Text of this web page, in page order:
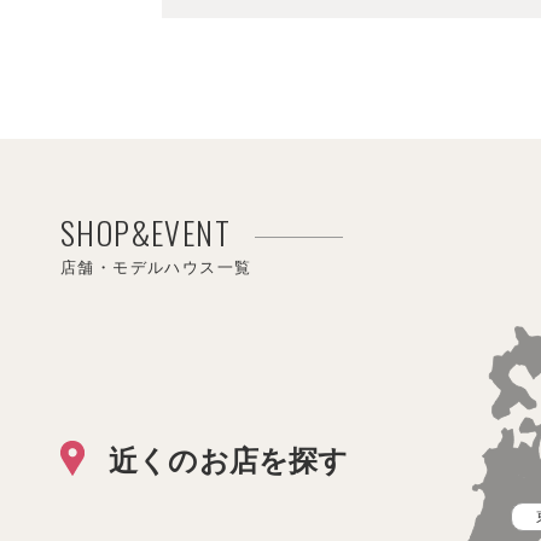
SHOP&EVENT
店舗・モデルハウス一覧
近くのお店を探す